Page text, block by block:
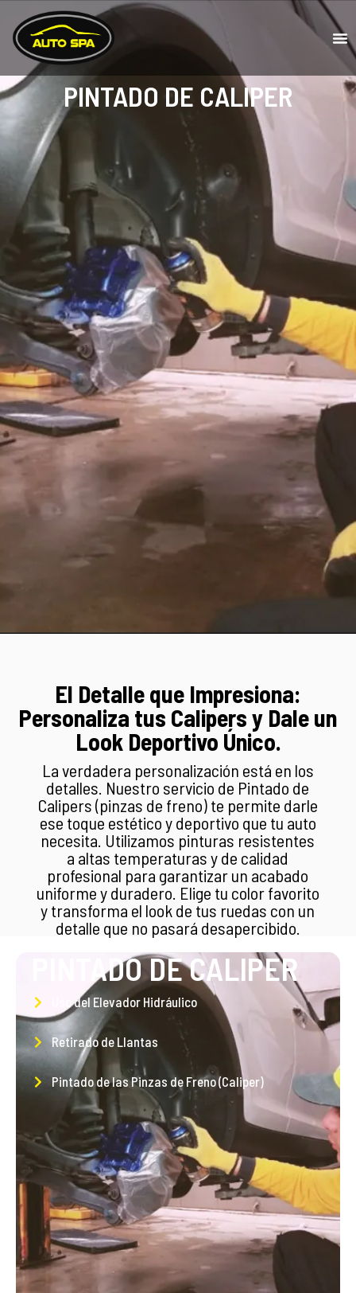
PINTADO DE CALIPER
El Detalle que Impresiona:
Personaliza tus Calipers y Dale un
Look Deportivo Único.
La verdadera personalización está en los
detalles. Nuestro servicio de Pintado de
Calipers (pinzas de freno) te permite darle
ese toque estético y deportivo que tu auto
necesita. Utilizamos pinturas resistentes
a altas temperaturas y de calidad
profesional para garantizar un acabado
uniforme y duradero. Elige tu color favorito
y transforma el look de tus ruedas con un
detalle que no pasará desapercibido.
PINTADO DE CALIPER
Uso del Elevador Hidráulico
Retirado de Llantas
Pintado de las Pinzas de Freno (Caliper)